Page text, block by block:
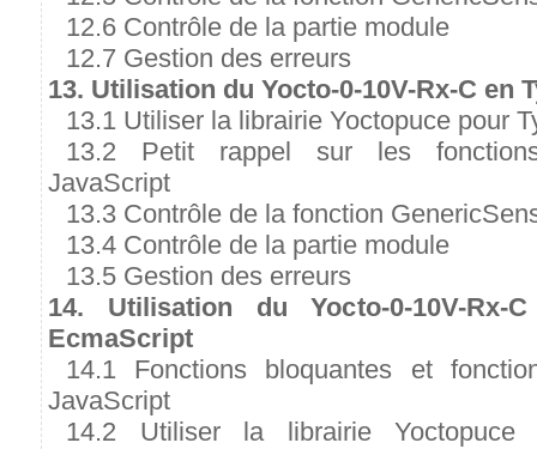
12.6 Contrôle de la partie module
12.7 Gestion des erreurs
13. Utilisation du Yocto-0-10V-Rx-C en
13.1 Utiliser la librairie Yoctopuce pour
13.2 Petit rappel sur les
JavaScript
13.3 Contrôle de la fonction
13.4 Contrôle de la partie module
13.5 Gestion des erreurs
14. Utilisation du Yocto-0-10V-
EcmaScript
14.1 Fonctions bloquantes et
JavaScript
14.2 Utiliser la librairie